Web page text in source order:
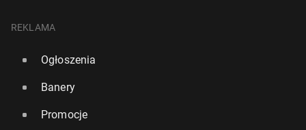
REKLAMA
Ogłoszenia
Banery
Promocje